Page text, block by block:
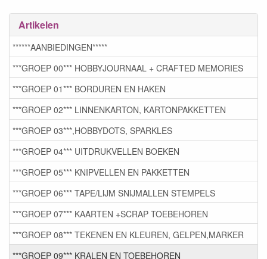
Artikelen
******AANBIEDINGEN*****
***GROEP 00*** HOBBYJOURNAAL + CRAFTED MEMORIES
***GROEP 01*** BORDUREN EN HAKEN
***GROEP 02*** LINNENKARTON, KARTONPAKKETTEN
***GROEP 03***,HOBBYDOTS, SPARKLES
***GROEP 04*** UITDRUKVELLEN BOEKEN
***GROEP 05*** KNIPVELLEN EN PAKKETTEN
***GROEP 06*** TAPE/LIJM SNIJMALLEN STEMPELS
***GROEP 07*** KAARTEN +SCRAP TOEBEHOREN
***GROEP 08*** TEKENEN EN KLEUREN, GELPEN,MARKER
***GROEP 09*** KRALEN EN TOEBEHOREN